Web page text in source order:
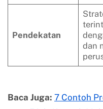
Pendekatan
dan
Baca Juga: 7 Contoh